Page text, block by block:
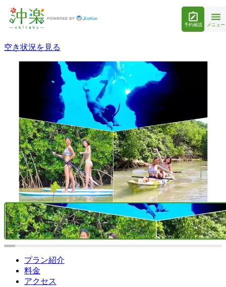
予約確認 メニュー
空き状況を見る
プラン紹介
料金
アクセス